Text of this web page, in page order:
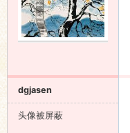
dgjasen
头像被屏蔽